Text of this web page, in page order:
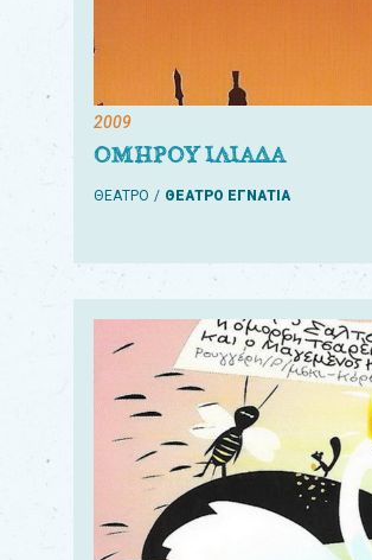
2009
ΟΜΗΡΟΥ ΙΛΙΑΔΑ
ΘΕΑΤΡΟ ΘΕΑΤΡΟ ΕΓΝΑΤΙΑ